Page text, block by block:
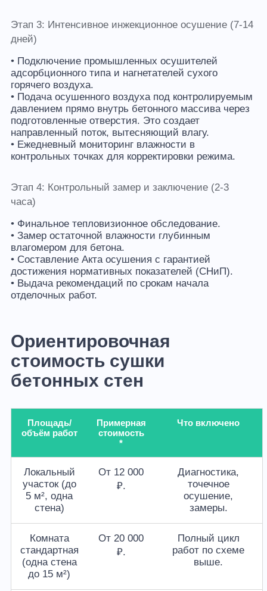
Этап 3: Интенсивное инжекционное осушение (7-14
дней)
• Подключение промышленных осушителей
адсорбционного типа и нагнетателей сухого
горячего воздуха.
• Подача осушенного воздуха под контролируемым
давлением прямо внутрь бетонного массива через
подготовленные отверстия. Это создает
направленный поток, вытесняющий влагу.
• Ежедневный мониторинг влажности в
контрольных точках для корректировки режима.
Этап 4: Контрольный замер и заключение (2-3
часа)
• Финальное тепловизионное обследование.
• Замер остаточной влажности глубинным
влагомером для бетона.
• Составление Акта осушения с гарантией
достижения нормативных показателей (СНиП).
• Выдача рекомендаций по срокам начала
отделочных работ.
Ориентировочная
стоимость сушки
бетонных стен
Площадь/
объём работ
Примерная
стоимость
*
Что включено
Локальный
участок (до
5 м², одна
стена)
От 12 000
₽.
Диагностика,
точечное
осушение,
замеры.
Комната
стандартная
(одна стена
до 15 м²)
От 20 000
₽.
Полный цикл
работ по схеме
выше.